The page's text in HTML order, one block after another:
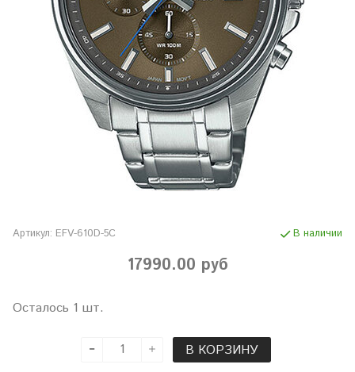
Артикул: EFV-610D-5C В наличии
17990.00 руб
Осталось 1 шт.
В КОРЗИНУ